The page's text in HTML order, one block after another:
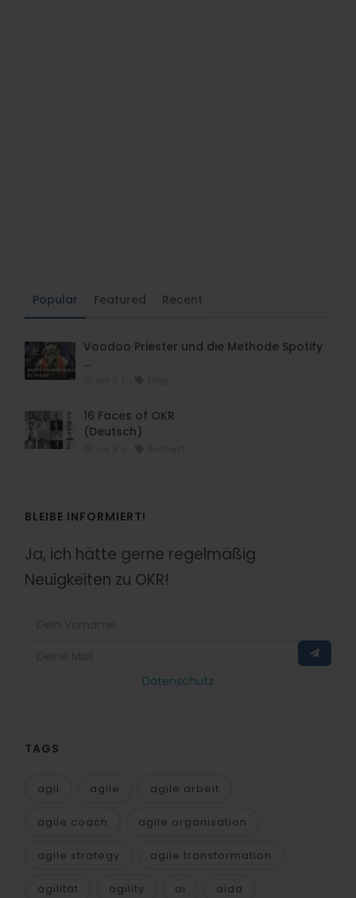
Popular Featured Recent
Voodoo Priester und die Methode Spotify
…
16 Faces of OKR
(Deutsch)
BLEIBE INFORMIERT!
Ja, ich hätte gerne regelmäßig
Neuigkeiten zu OKR!
Datenschutz
TAGS
agil agile agile arbeit
agile coach agile organisation
agile strategy agile transformation
agilität agility ai aida